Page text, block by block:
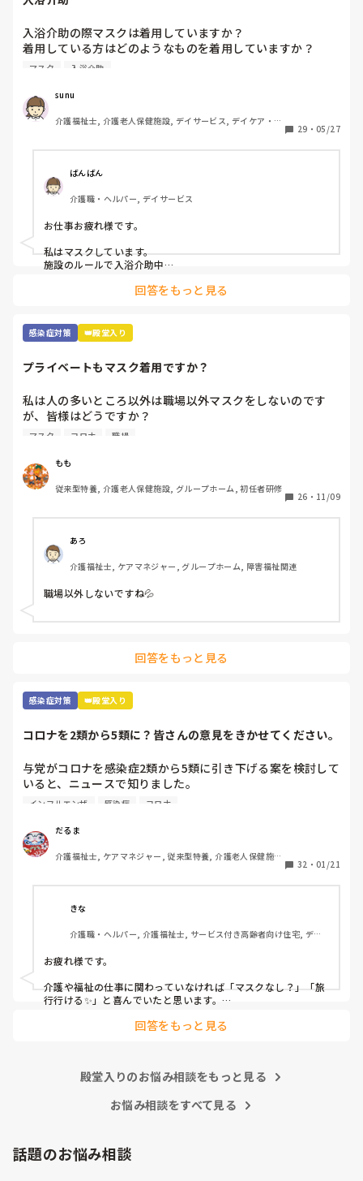
入浴介助の際マスクは着用していますか？
着用している方はどのようなものを着用していますか？
😓アドバイスください！
マスク 入浴介助
sunu
介護福祉士, 介護老人保健施設, デイサービス, デイケア・通
29 ・ 05/27
ばんばん
介護職・ヘルパー, デイサービス
お仕事お疲れ様です。
私はマスクしています。
施設のルールで入浴介助中
使い捨てのマスクなので
参考にならないかもですが、、、
気持ち少し暑さがマシな気がします。
回答をもっと見る
感染症対策 👑殿堂入り
プライベートもマスク着用ですか？
私は人の多いところ以外は職場以外マスクをしないのです
が、皆様はどうですか？
職場が近いと人の目も気になるところですが、マスクの息苦
たいんですよね、、
マスク コロナ 職場
もも
従来型特養, 介護老人保健施設, グループホーム, 初任者研修
26 ・ 11/09
あろ
介護福祉士, ケアマネジャー, グループホーム, 障害福祉関連
職場以外しないですね💦
回答をもっと見る
感染症対策 👑殿堂入り
コロナを2類から5類に？皆さんの意見をきかせてください。
与党がコロナを感染症2類から5類に引き下げる案を検討して
いると、ニュースで知りました。
季節性インフルエンザと同じ扱いになるということですが、
季節を問わず流行しますし、罹患しても治療薬がないので、
今よりも感染対策が緩和されるかもしれないことに不安しか
ありません。
インフルエンザ 感染症 コロナ
だるま
介護福祉士, ケアマネジャー, 従来型特養, 介護老人保健施
32 ・ 01/21
きな
介護職・ヘルパー, 介護福祉士, サービス付き高齢者向け住宅, デイ
お疲れ様です。
介護や福祉の仕事に関わっていなければ「マスクなし？」「旅
行行ける✨」と喜んでいたと思います。
しかし、介護職でクラスターや命を落とされる方を目の当たり
インフルエンザと同等？
していただきたいですね…💦
回答をもっと見る
殿堂入りのお悩み相談をもっと見る
お悩み相談をすべて見る
話題のお悩み相談